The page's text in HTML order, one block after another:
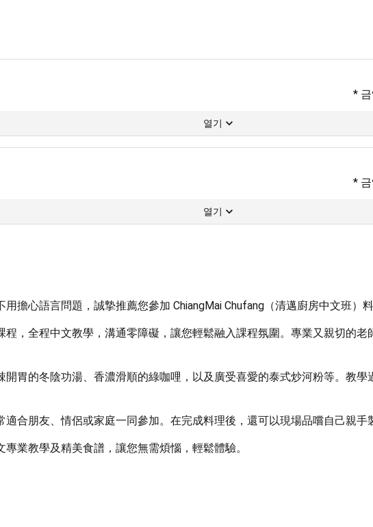
*
열기
*
열기
擔心語言問題，誠摯推薦您參加 ChiangMai Chufang（清邁廚房中文班）
，全程中文教學，溝通零障礙，讓您輕鬆融入課程氛圍。專業又親切的
胃的冬陰功湯、香濃滑順的綠咖哩，以及廣受喜愛的泰式炒河粉等。教
合朋友、情侶或家庭一同參加。在完成料理後，還可以現場品嚐自己親
業教學及精美食譜，讓您無需煩惱，輕鬆體驗。